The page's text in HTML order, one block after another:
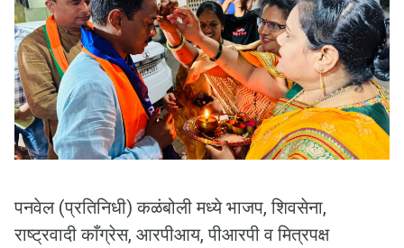
पनवेल (प्रतिनिधी) कळंबोली मध्ये भाजप, शिवसेना,
राष्ट्रवादी काँग्रेस, आरपीआय, पीआरपी व मित्रपक्ष